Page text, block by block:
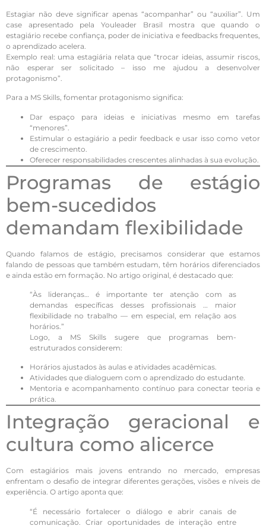
Estagiar não deve significar apenas “acompanhar” ou “auxiliar”. Um
case apresentado pela Youleader Brasil mostra que quando o
estagiário recebe confiança, poder de iniciativa e feedbacks frequentes,
o aprendizado acelera.
Exemplo real: uma estagiária relata que “trocar ideias, assumir riscos,
não esperar ser solicitado – isso me ajudou a desenvolver
protagonismo”.
Para a MS Skills, fomentar protagonismo significa:
Dar espaço para ideias e iniciativas mesmo em tarefas
“menores”.
Estimular o estagiário a pedir feedback e usar isso como vetor
de crescimento.
Oferecer responsabilidades crescentes alinhadas à sua evolução.
Programas de estágio
bem-sucedidos
demandam flexibilidade
Quando falamos de estágio, precisamos considerar que estamos
falando de pessoas que também estudam, têm horários diferenciados
e ainda estão em formação. No artigo original, é destacado que:
“Às lideranças… é importante ter atenção com as
demandas específicas desses profissionais … maior
flexibilidade no trabalho — em especial, em relação aos
horários.”
Logo, a MS Skills sugere que programas bem-
estruturados considerem:
Horários ajustados às aulas e atividades acadêmicas.
Atividades que dialoguem com o aprendizado do estudante.
Mentoria e acompanhamento contínuo para conectar teoria e
prática.
Integração geracional e
cultura como alicerce
Com estagiários mais jovens entrando no mercado, empresas
enfrentam o desafio de integrar diferentes gerações, visões e níveis de
experiência. O artigo aponta que:
“É necessário fortalecer o diálogo e abrir canais de
comunicação. Criar oportunidades de interação entre